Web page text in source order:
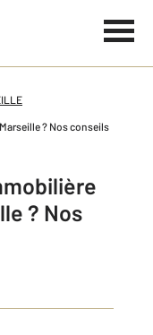
? Nos conseils
? Nos